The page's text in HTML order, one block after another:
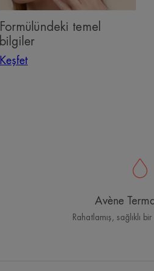
Formülündeki temel
bilgiler
Keşfet
Avène
Rahatlamış, sağlıklı